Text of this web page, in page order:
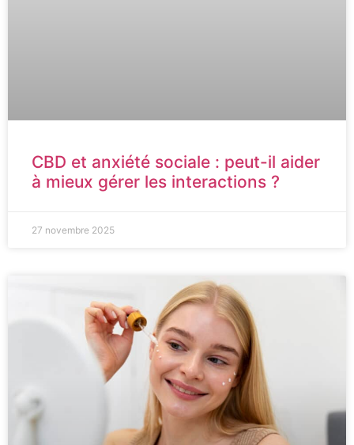
CBD et anxiété sociale : peut-il aider
à mieux gérer les interactions ?
27 novembre 2025